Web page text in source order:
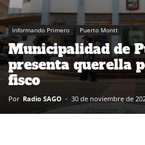
Informando Primero Puerto Montt
Municipalidad de
presenta querella
fisco
Por Radio SAGO - 30 de noviembre de